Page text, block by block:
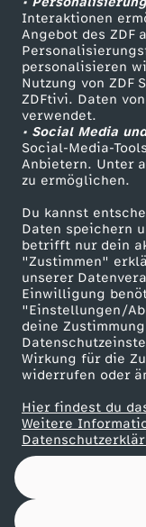
Interaktionen
Angebot des ZDF
personalisieren
Nutzung von ZDF
ZDFtivi. Daten
verwendet.
• Social Media
Social-Media-
Anbietern. Unter
zu ermöglichen.
Du kannst
Daten speichern
betrifft nur dein
"Zustimmen"
unserer
Einwilligung
"Einstellungen/
deine
Wirkung für die
widerrufen oder
Hier findest du
Weitere
i
e
n
:
W
e
r
i
t
Sendungen A-Z
TV-Programm
ZDF Unternehmen
Karriere
ZDF goes Schule
Werbefernsehen
Mainzelmännchen
Partner